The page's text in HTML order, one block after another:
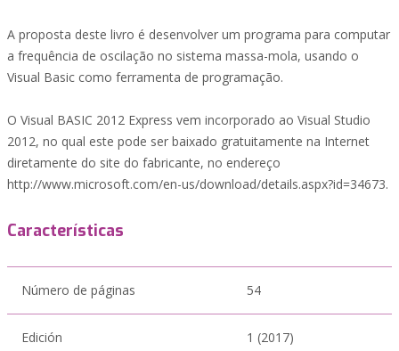
A proposta deste livro é desenvolver um programa para computar
a frequência de oscilação no sistema massa-mola, usando o
Visual Basic como ferramenta de programação.
O Visual BASIC 2012 Express vem incorporado ao Visual Studio
2012, no qual este pode ser baixado gratuitamente na Internet
diretamente do site do fabricante, no endereço
http://www.microsoft.com/en-us/download/details.aspx?id=34673.
Características
Número de páginas 54
Edición 1 (2017)